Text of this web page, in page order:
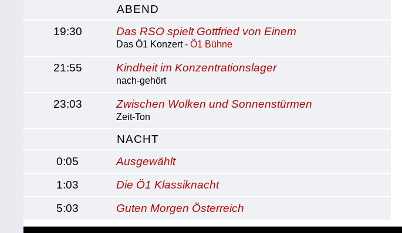
ABEND
19:30
Das RSO spielt Gottfried von Einem
Das Ö1 Konzert -Ö1 Bühne
21:55 Kindheit im Konzentrationslager
nach-gehört
23:03 Zwischen Wolken und Sonnenstürmen
Zeit-Ton
NACHT
0:05
Ausgewählt
1:03
Die Ö1 Klassiknacht
5:03
Guten Morgen Österreich